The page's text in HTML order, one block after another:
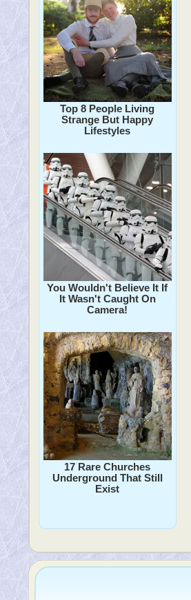
Top 8 People Living
Strange But Happy
Lifestyles
You Wouldn't Believe It If
It Wasn't Caught On
Camera!
17 Rare Churches
Underground That Still
Exist